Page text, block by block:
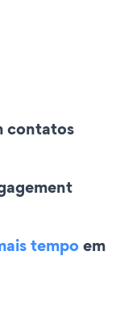
contatos
tempoem